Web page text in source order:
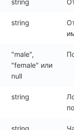
string
string
"male",
"female" или
null
string